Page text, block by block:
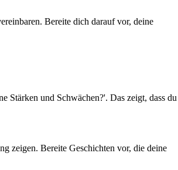
Bereite dich darauf vor, deine
Stärken und Schwächen?'. Das zeigt, dass du
zeigen. Bereite Geschichten vor, die deine